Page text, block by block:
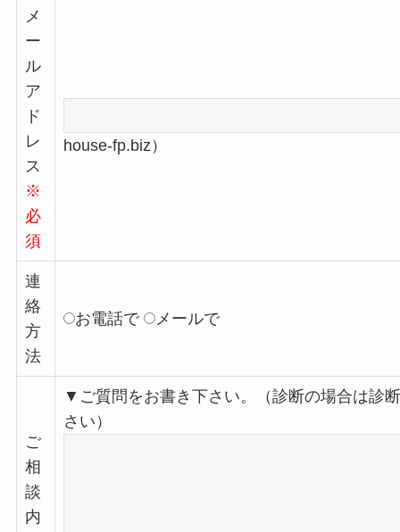
メ
ー
ル
ア
ド
レ
ス
※
必
須
house-fp.biz）
連
絡
方
法
お電話で メールで
ご
相
談
内
▼ご質問をお書き下さい。（診断の場合は診
さい）